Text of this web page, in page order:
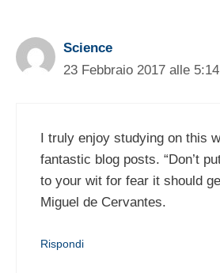
Science
23 Febbraio 2017 alle
I truly enjoy studying on this
fantastic blog posts. “Don’t
to your wit for fear it should
Miguel de Cervantes.
Rispondi